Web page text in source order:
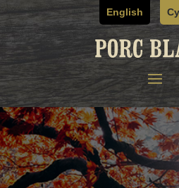
Skip
to
content
English